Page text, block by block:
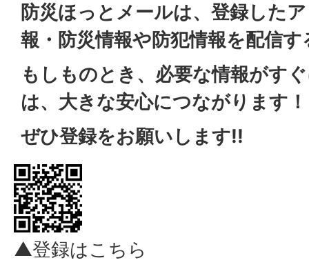
防災ほっとメールは、登録した
報・防災情報や防犯情報を配信
もしものとき、必要な情報がす
は、大きな安心につながります！
ぜひ登録をお願いします!!
▲登録はこちら